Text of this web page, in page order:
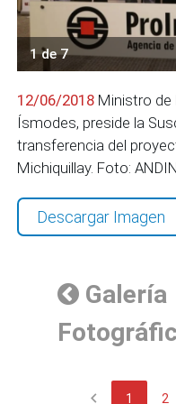
1 de 7
12/06/2018 Ministro de
Ísmodes, preside la
transferencia del
Michiquillay. Foto:
Descargar Imagen
Galería
chevron_left 1 2